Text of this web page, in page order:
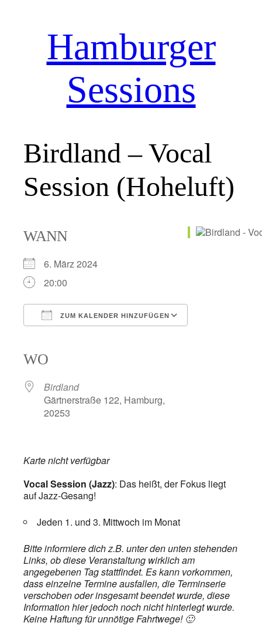
Hamburger
Sessions
Birdland – Vocal
Session (Hoheluft)
WANN
6. März 2024
20:00
ZUM KALENDER HINZUFÜGEN
WO
Birdland
Gärtnerstraße 122, Hamburg,
20253
Karte nicht verfügbar
Vocal Session (Jazz): Das heißt, der Fokus liegt
auf Jazz-Gesang!
Jeden 1. und 3. Mittwoch im Monat
Bitte informiere dich z.B. unter den unten stehenden
Links, ob diese Veranstaltung wirklich am
angegebenen Tag stattfindet. Es kann vorkommen,
dass einzelne Termine ausfallen, die Terminserie
verschoben oder insgesamt beendet wurde, diese
Information hier jedoch noch nicht hinterlegt wurde.
Keine Haftung für unnötige Fahrtwege! 🙂